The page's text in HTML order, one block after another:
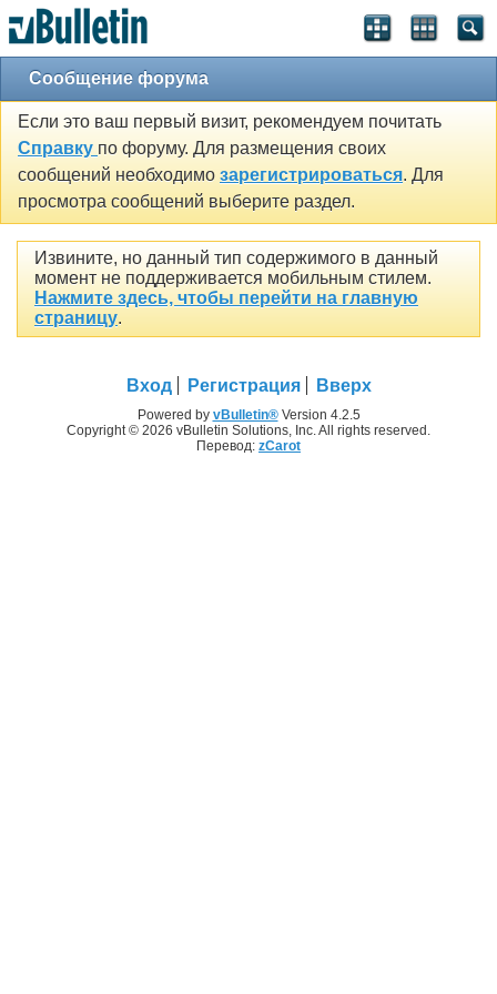
Сообщение форума
Если это ваш первый визит, рекомендуем почитать
Справку по форуму. Для размещения своих
сообщений необходимо зарегистрироваться. Для
просмотра сообщений выберите раздел.
Извините, но данный тип содержимого в данный
момент не поддерживается мобильным стилем.
Нажмите здесь, чтобы перейти на главную
страницу.
Вход Регистрация Вверх
Powered by vBulletin®Version 4.2.5
Copyright © 2026 vBulletin Solutions, Inc. All rights reserved.
Перевод: zCarot